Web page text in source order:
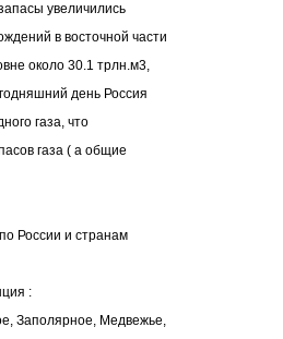
увеличились
в восточной части
около 30.1 трлн.м3,
день Россия
газа, что
газа ( а общие
России и странам
:
Заполярное, Медвежье,